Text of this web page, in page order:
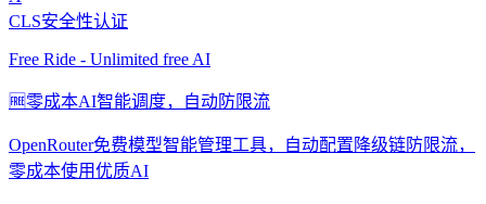
CLS安全性认证
Free Ride - Unlimited free AI
🆓零成本AI智能调度，自动防限流
OpenRouter免费模型智能管理工具，自动配置降级链防限流，
零成本使用优质AI